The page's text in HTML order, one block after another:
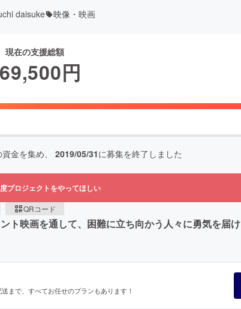
daisuke 映像・映画
現在の支援総額
円
金を集め、 2019/05/31に募集を終了しました
プロジェクトをやってほしい
QRコード
映画を通して、困難に立ち向かう人々に勇気を届け
まで、すべてお任せのプランもあります！